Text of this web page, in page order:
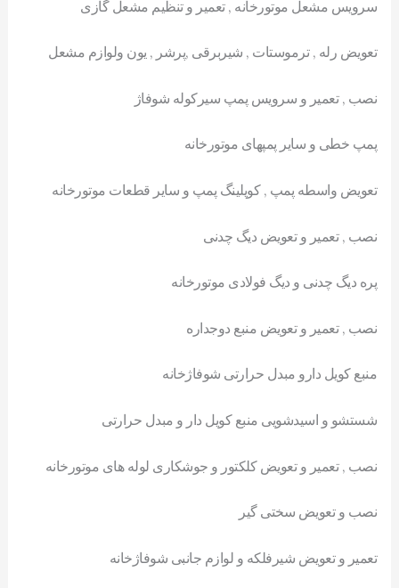
سرویس مشعل موتورخانه , تعمیر و تنظیم مشعل گازی
تعویض رله , ترموستات , شیربرقی ,پرشر , یون ولوازم مشعل
نصب , تعمیر و سرویس پمپ سیرکوله شوفاژ
پمپ خطی و سایر پمپهای موتورخانه
تعویض واسطه پمپ , کوپلینگ پمپ و سایر قطعات موتورخانه
نصب , تعمیر و تعویض دیگ چدنی
پره دیگ چدنی و دیگ فولادی موتورخانه
نصب , تعمیر و تعویض منبع دوجداره
منبع کویل دارو مبدل حرارتی شوفاژخانه
شستشو و اسیدشویی منبع کویل دار و مبدل حرارتی
نصب , تعمیر و تعویض کلکتور و جوشکاری لوله های موتورخانه
نصب و تعویض سختی گیر
تعمیر و تعویض شیرفلکه و لوازم جانبی شوفاژخانه